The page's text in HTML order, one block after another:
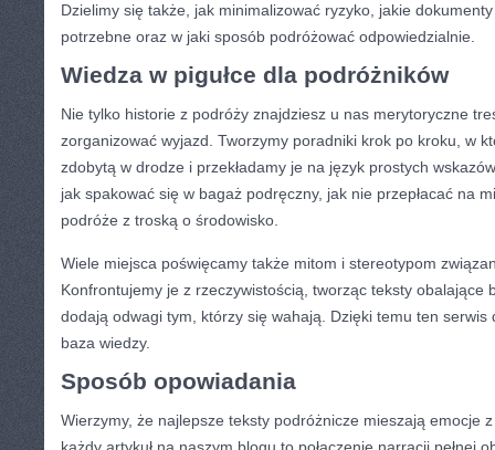
Dzielimy się także, jak minimalizować ryzyko, jakie
potrzebne oraz w jaki sposób podróżować odpowiedzialnie.
Wiedza w pigułce dla podróżników
Nie tylko historie z podróży znajdziesz u nas merytoryczne
zorganizować wyjazd. Tworzymy poradniki krok po kroku, w
zdobytą w drodze i przekładamy je na język prostych
jak spakować się w bagaż podręczny, jak nie przepłacać na
podróże z troską o środowisko.
Wiele miejsca poświęcamy także mitom i stereotypom
Konfrontujemy je z rzeczywistością, tworząc teksty obalające
dodają odwagi tym, którzy się wahają. Dzięki temu ten serwis
baza wiedzy.
Sposób opowiadania
Wierzymy, że najlepsze teksty podróżnicze mieszają emocje